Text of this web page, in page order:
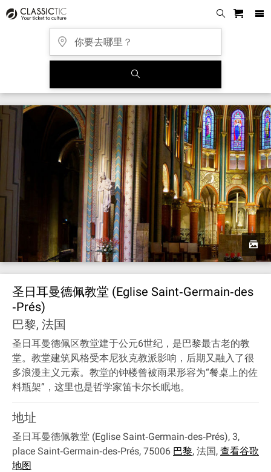
圣日耳曼德佩教堂 (Eglise Saint‐Germain‐des
‐Prés)
巴黎, 法国
圣日耳曼德佩区教堂建于公元6世纪，是巴黎最古老的教
堂。教堂建筑风格受本尼狄克教派影响，后期又融入了很
多浪漫主义元素。教堂的钟楼曾被雨果形容为“餐桌上的佐
料瓶架”，这里也是哲学家笛卡尔长眠地。
地址
圣日耳曼德佩教堂 (Eglise Saint‐Germain‐des‐Prés), 3,
place Saint‐Germain‐des‐Prés, 75006 巴黎, 法国, 查看谷歌
地图